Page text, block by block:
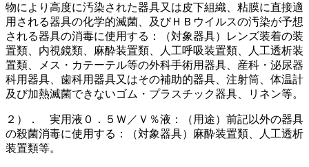
物により高度に汚染された器具又は皮下組織、粘膜に直接適
用される器具の化学的滅菌、及びＨＢウイルスの汚染が予想
される器具の消毒に使用する：（対象器具）レンズ装着の装
置類、内視鏡類、麻酔装置類、人工呼吸装置類、人工透析装
置類、メス・カテーテル等の外科手術用器具、産科・泌尿器
科用器具、歯科用器具又はその補助的器具、注射筒、体温計
及び加熱滅菌できないゴム・プラスチック器具、リネン等。
２）． 実用液０．５Ｗ／Ｖ％液：（用途）前記以外の器具
の殺菌消毒に使用する：（対象器具）麻酔装置類、人工透析
装置類等。